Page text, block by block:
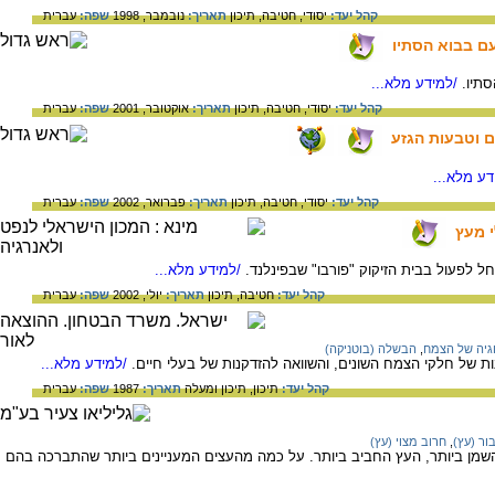
קהל יעד:יסודי,חטיבה,תיכוןתאריך:נובמבר, 1998 שפה:עברית
בבוא הסתיו
/למידע מלא...
קהל יעד:יסודי,חטיבה,תיכוןתאריך:אוקטובר, 2001 שפה:עברית
וטבעות הגזע
מלא...
קהל יעד:יסודי,חטיבה,תיכוןתאריך:פברואר, 2002 שפה:עברית
מעץ
לפעול בבית הזיקוק "פורבו" שבפינלנד. /למידע מלא...
קהל יעד:חטיבה,תיכוןתאריך:יולי, 2002 שפה:עברית
של הצמח הבשלה (בוטניקה)
של חלקי הצמח השונים, והשוואה להזדקנות של בעלי חיים. /למידע מלא...
קהל יעד:תיכון,תיכון ומעלהתאריך:1987 שפה:עברית
(עץ) חרוב מצוי (עץ)
ביותר, העץ החביב ביותר. על כמה מהעצים המעניינים ביותר שהתברכה בהם